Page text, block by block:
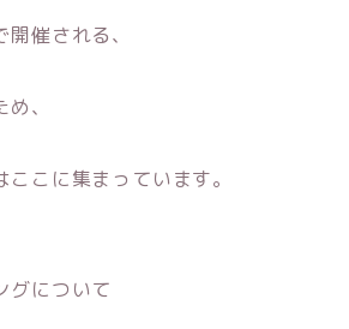
催される、
、
こに集まっています。
グについて